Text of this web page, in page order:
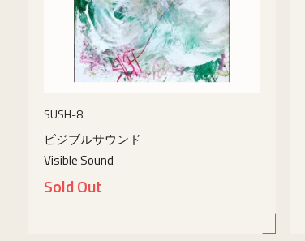
SUSH-8
ビジブルサウンド
Visible Sound
Sold Out